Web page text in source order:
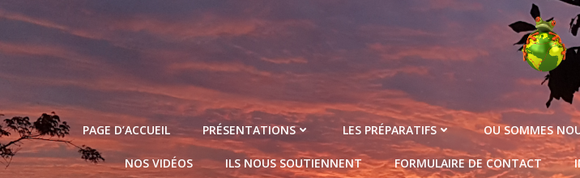
Aller
contenu
PAGE D’ACCUEIL PRÉSENTATIONS LES PRÉPARATIFS OU SOMMES
NOS VIDÉOS ILS NOUS SOUTIENNENT FORMULAIRE DE CONTACT